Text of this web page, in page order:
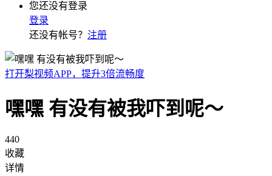
您还没有登录
登录
还没有帐号？ 注册
打开梨视频APP，提升3倍流畅度
嘿嘿 有没有被我吓到呢～
440
收藏
详情